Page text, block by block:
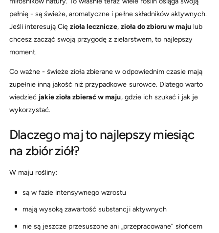
pełnię - są świeże, aromatyczne i pełne składników aktywnych.
Jeśli interesują Cięzioła lecznicze, zioła do zbioru w majulub
chcesz zacząć swoją przygodę z zielarstwem, to najlepszy
moment.
Co ważne - świeże zioła zbierane w odpowiednim czasie mają
zupełnie inną jakość niż przypadkowe surowce. Dlatego warto
wiedzieć jakie zioła zbierać w maju, gdzie ich szukać i jak je
wykorzystać.
Dlaczego maj to najlepszy miesiąc
na zbiór ziół?
W maju rośliny:
są w fazie intensywnego wzrostu
mają wysoką zawartość substancji aktywnych
nie są jeszcze przesuszone ani „przepracowane” słońcem